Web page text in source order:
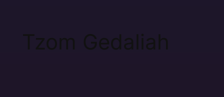
Tzom Gedaliah